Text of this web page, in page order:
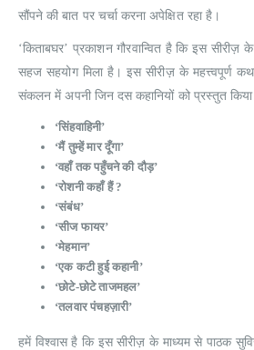
सौंपने की बात पर चर्चा करना अपेक्षित रहा है।
‘किताबघर’ प्रकाशन गौरवान्वित है कि इस
सहज सहयोग मिला है। इस सीरीज़ के महत्त्वपूर्ण
संकलन में अपनी जिन दस कहानियों को प्रस्तुत
‘सिंहवाहिनी’
‘मैं तुम्हें मार दूँगा’
‘वहाँ तक पहुँचने की दौड़’
‘रोशनी कहाँ हैं ?
‘संबंध’
‘सीज फायर’
‘मेहमान’
‘एक कटी हुई कहानी’
‘छोटे-छोटे ताजमहल’
‘तलवार पंचहज़ारी’
हमें विश्वास है कि इस सीरीज़ के माध्यम से पाठक